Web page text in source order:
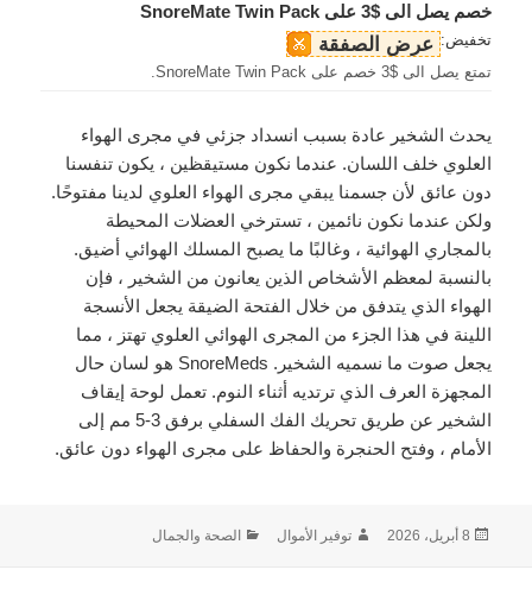
خصم يصل الى $3 على SnoreMate Twin Pack
تخفيض: عرض الصفقة
تمتع يصل الى $3 خصم على SnoreMate Twin Pack.
يحدث الشخير عادة بسبب انسداد جزئي في مجرى الهواء
العلوي خلف اللسان. عندما نكون مستيقظين ، يكون تنفسنا
دون عائق لأن جسمنا يبقي مجرى الهواء العلوي لدينا مفتوحًا.
ولكن عندما نكون نائمين ، تسترخي العضلات المحيطة
بالمجاري الهوائية ، وغالبًا ما يصبح المسلك الهوائي أضيق.
بالنسبة لمعظم الأشخاص الذين يعانون من الشخير ، فإن
الهواء الذي يتدفق من خلال الفتحة الضيقة يجعل الأنسجة
اللينة في هذا الجزء من المجرى الهوائي العلوي تهتز ، مما
يجعل صوت ما نسميه الشخير. SnoreMeds هو لسان حال
المجهزة العرف الذي ترتديه أثناء النوم. تعمل لوحة إيقاف
الشخير عن طريق تحريك الفك السفلي برفق 3-5 مم إلى
الأمام ، وفتح الحنجرة والحفاظ على مجرى الهواء دون عائق.
نُشرت
8 أبريل، 2026 الكاتب
توفير الأموال التصنيفات
الصحة والجمال